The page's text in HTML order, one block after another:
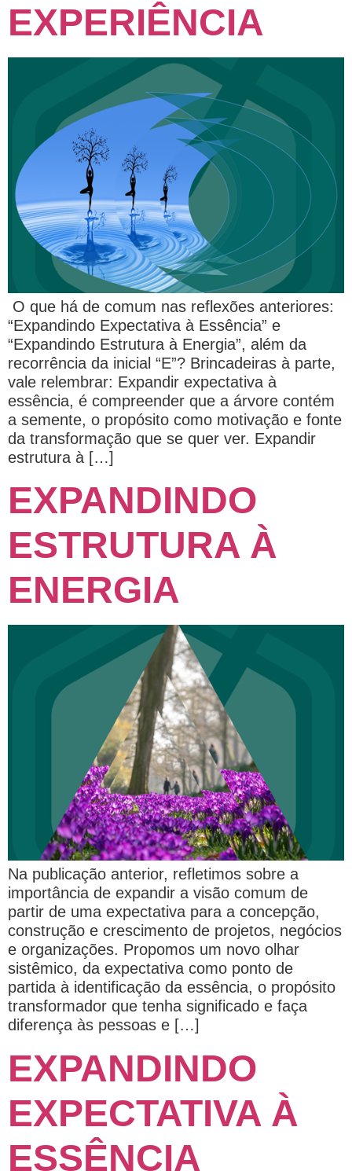
EXPERIÊNCIA
O que há de comum nas reflexões anteriores:
“Expandindo Expectativa à Essência” e
“Expandindo Estrutura à Energia”, além da
recorrência da inicial “E”? Brincadeiras à parte,
vale relembrar: Expandir expectativa à
essência, é compreender que a árvore contém
a semente, o propósito como motivação e fonte
da transformação que se quer ver. Expandir
estrutura à […]
EXPANDINDO
ESTRUTURA À
ENERGIA
Na publicação anterior, refletimos sobre a
importância de expandir a visão comum de
partir de uma expectativa para a concepção,
construção e crescimento de projetos, negócios
e organizações. Propomos um novo olhar
sistêmico, da expectativa como ponto de
partida à identificação da essência, o propósito
transformador que tenha significado e faça
diferença às pessoas e […]
EXPANDINDO
EXPECTATIVA À
ESSÊNCIA